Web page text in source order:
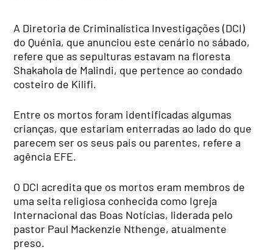
A Diretoria de Criminalística Investigações (DCI)
do Quénia, que anunciou este cenário no sábado,
refere que as sepulturas estavam na floresta
Shakahola de Malindi, que pertence ao condado
costeiro de Kilifi.
Entre os mortos foram identificadas algumas
crianças, que estariam enterradas ao lado do que
parecem ser os seus pais ou parentes, refere a
agência EFE.
O DCI acredita que os mortos eram membros de
uma seita religiosa conhecida como Igreja
Internacional das Boas Notícias, liderada pelo
pastor Paul Mackenzie Nthenge, atualmente
preso.